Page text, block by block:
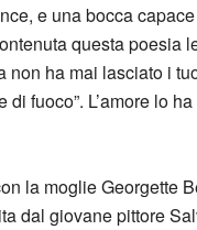
e una bocca capace
questa poesia
ha mai lasciato i
fuoco”. L’amore lo
la moglie Georgette
dal giovane pittore